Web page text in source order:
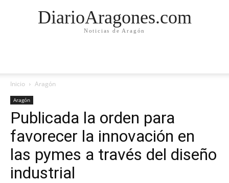
DiarioAragones.com
Noticias de Aragón
Inicio Aragón
Aragón
Publicada la orden para
favorecer la innovación en
las pymes a través del diseño
industrial